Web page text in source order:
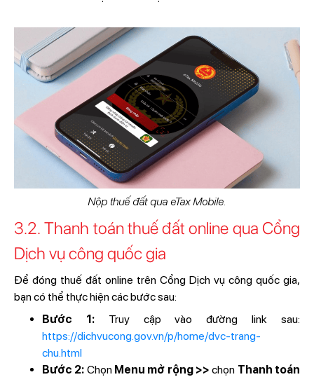
Nộp thuế đất qua eTax Mobile.
3.2. Thanh toán thuế đất online qua Cổng
Dịch vụ công quốc gia
Để đóng thuế đất online trên Cổng Dịch vụ công quốc gia,
bạn có thể thực hiện các bước sau:
Bước 1:Truy cập vào đường link sau:
https://dichvucong.gov.vn/p/home/dvc-trang-
chu.html
Bước 2: Chọn Menu mở rộng >>chọn Thanh toán